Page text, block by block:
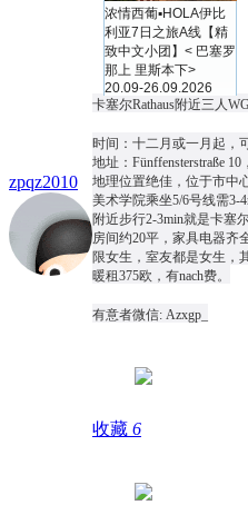
zpqz2010
卡塞尔Rathaus附近三人
时间：十二月或一月起，
地址：Fünffensterstraße
地理位置绝佳，位于市中
美术学院乘坐5/6号线需3-
附近步行2-3min就是卡塞
房间约20平，家具电器齐
限女生，室友都是女生，
暖租375欧，有nach费。
有意者微信: Azxgp_
收藏 6